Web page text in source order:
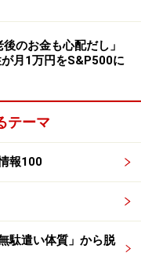
したそうで、旅行に
わせて「交通費4万
」の総額7万6000円
いない、静かに
ついては「日ごろの
程度ゆとりがあると
ことは「体力的なこ
のお金も心配だし」
月1万円をS&P500に
テーマ
報100
駄遣い体質」から脱